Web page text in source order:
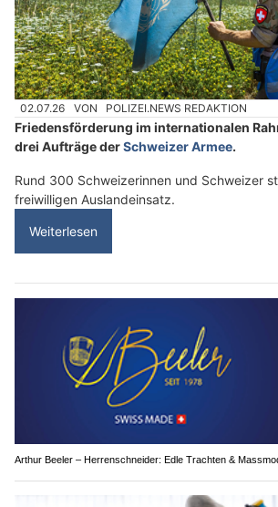
02.07.26 VON POLIZEI.NEWS REDAKTION
Friedensförderung im internationalen
drei Aufträge derSchweizer Armee.
Rund 300 Schweizerinnen und Schweizer
freiwilligen Auslandeinsatz.
Weiterlesen
Arthur Beeler – Herrenschneider: Edle Trachten &